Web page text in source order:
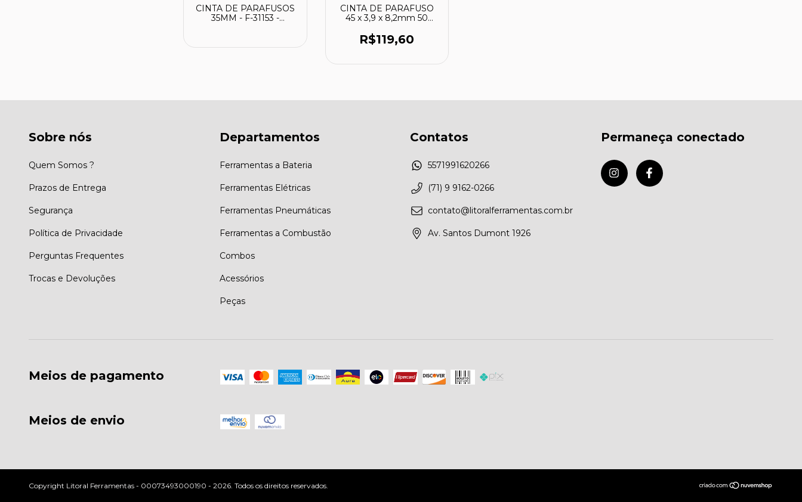
CINTA DE PARAFUSOS
35MM - F-31153 -
CINTA DE PARAFUSO
45 x 3,9 x 8,2mm 50
MAKITA
R$119,60
Sobre nós
Quem Somos ?
Prazos de Entrega
Segurança
Política de Privacidade
Perguntas Frequentes
Trocas e Devoluções
Departamentos
Ferramentas a Bateria
Ferramentas Elétricas
Ferramentas Pneumáticas
Ferramentas a Combustão
Combos
Acessórios
Peças
Contatos
5571991620266
(71) 9 9162-0266
contato@litoralferramentas.com.br
Av. Santos Dumont 1926
Permaneça conectado
Meios de pagamento
Meios de envio
Copyright Litoral Ferramentas - 00073493000190 - 2026. Todos os direitos reservados.